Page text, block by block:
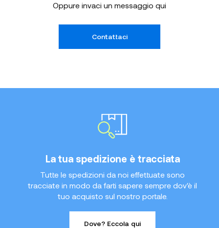
Oppure invaci un messaggio qui
Contattaci
La tua spedizione è tracciata
Tutte le spedizioni da noi effettuate sono
tracciate in modo da farti sapere sempre dov'è il
tuo acquisto sul nostro portale.
Dove? Eccola qui